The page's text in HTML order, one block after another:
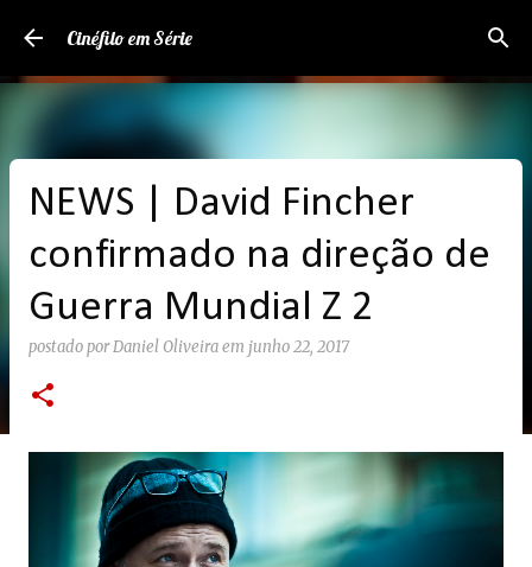
Pular para o conteúdo principal
Cinéfilo em Série
NEWS | David Fincher
confirmado na direção de
Guerra Mundial Z 2
postado porDaniel Oliveiraem junho 22, 2017